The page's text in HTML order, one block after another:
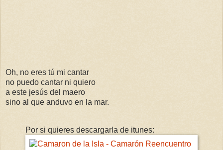
Oh, no eres tú mi cantar
no puedo cantar ni quiero
a este jesús del maero
sino al que anduvo en la mar.
Por si quieres descargarla de itunes: